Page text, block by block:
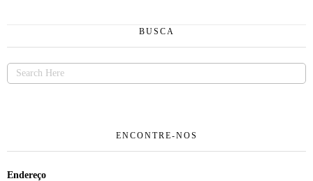
BUSCA
ENCONTRE-NOS
Endereço